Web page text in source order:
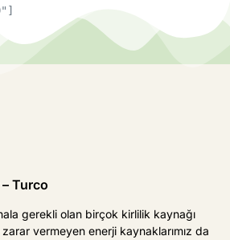
Turco
gerekli olan birçok kirlilik kaynağı
vermeyen enerji kaynaklarımız da